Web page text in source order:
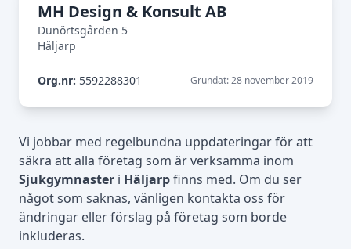
MH Design & Konsult AB
Dunörtsgården 5
Häljarp
Org.nr: 5592288301 Grundat: 28 november 2019
Vi jobbar med regelbundna uppdateringar för att
säkra att alla företag som är verksamma inom
Sjukgymnaster i Häljarpfinns med. Om du ser
något som saknas, vänligen kontakta oss för
ändringar eller förslag på företag som borde
inkluderas.